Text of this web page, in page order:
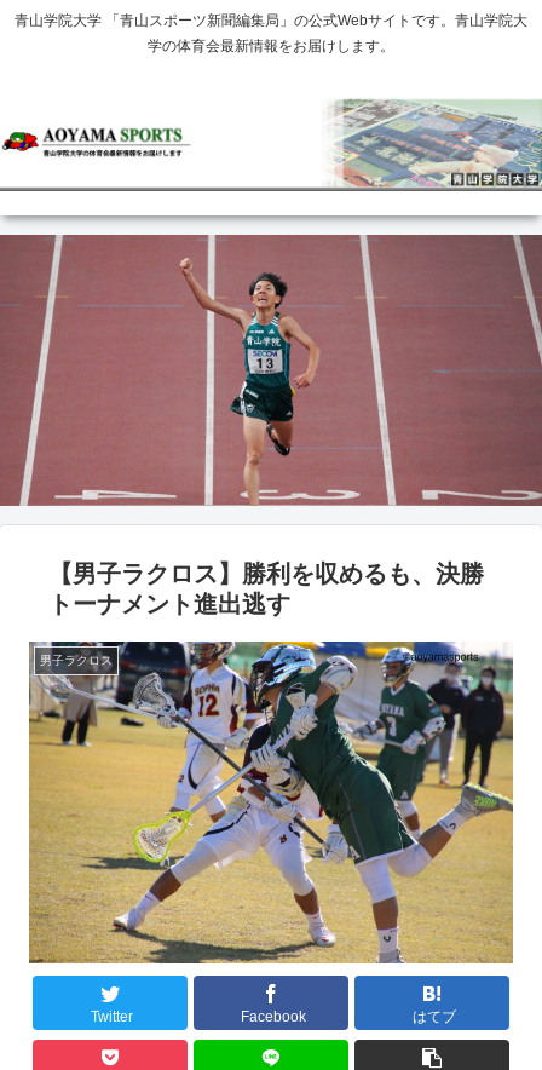
青山学院大学 「青山スポーツ新聞編集局」の公式Webサイトです。青山学院大
学の体育会最新情報をお届けします。
【男子ラクロス】勝利を収めるも、決勝
トーナメント進出逃す
男子ラクロス
Twitter Facebook はてブ